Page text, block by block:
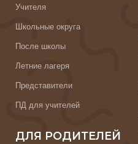
Учителя
Школьные округа
После школы
Летние лагеря
Представители
ПД для учителей
ДЛЯ РОДИТЕЛЕЙ